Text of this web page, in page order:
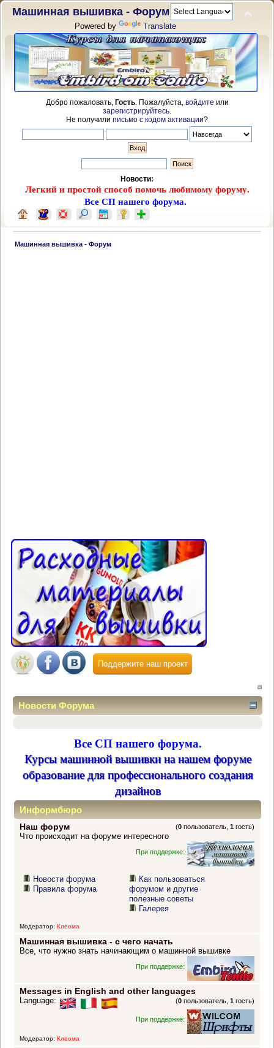
Машинная вышивка - Форум
Powered by Translate
Добро пожаловать, Гость. Пожалуйста, войдите или
зарегистрируйтесь
Не получили письмо с кодом активации?
Новости:
Легкий и простой способ помочь любимому форуму.
Все СП нашего форума.
Машинная вышивка - Форум
Поддержите наш проект
Новости Форума
Все СП нашего форума.
Курсы машинной вышивки на нашем форуме
образование для профессионального создания
дизайнов
Информбюро
Наш форум (0 пользователь,1 гость)
Что происходит на форуме интересного
При поддержке:
Новости форума
Правила форума
Как пользоваться
форумом и другие
полезные советы
Галерея
Модератор: Клеома
Машинная вышивка - с чего начать
Все, что нужно знать начинающим о машинной вышивке
При поддержке:
Messages in English and other languages
(0 пользователь,1 гость)
Language:
При поддержке:
Модератор: Клеома